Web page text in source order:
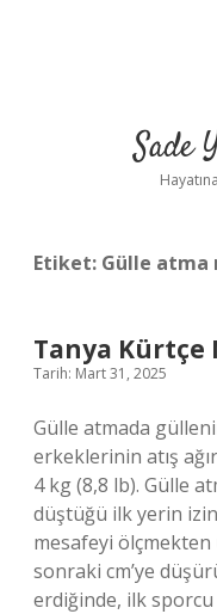
Sade
Etiket: Gülle atma
Tanya Kürtçe
Tarih: Mart 31, 2025
Gülle atmada
erkeklerinin atış
4 kg (8,8 lb). Gülle
düştüğü ilk yerin
mesafeyi
sonraki cm’ye
erdiğinde, ilk sporcu